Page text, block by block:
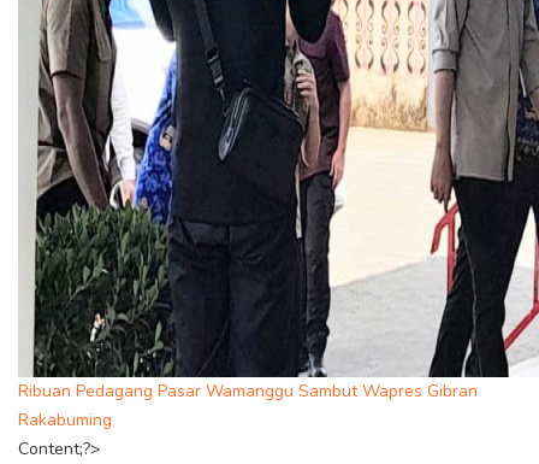
Ribuan Pedagang Pasar Wamanggu Sambut Wapres Gibran
Rakabuming
Content;?>